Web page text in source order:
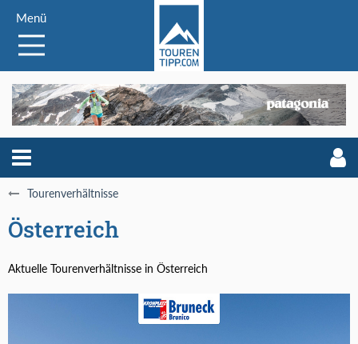
Menü
Tourenverhältnisse
Österreich
Aktuelle Tourenverhältnisse in Österreich